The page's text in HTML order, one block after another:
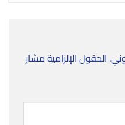
الحقول الإلزامية مشار